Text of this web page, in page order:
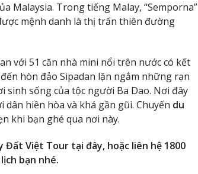
Malaysia. Trong tiếng Malay, “Semporna”
mệnh danh là thị trấn thiên đường
với 51 căn nhà mini nổi trên nước có kết
hòn đảo Sipadan lặn ngắm những rạn
sinh sống của tộc người Ba Dao. Nơi đây
hiền hòa và khá gần gũi. Chuyến du
khi bạn ghé qua nơi này.
Đất Việt Tour tại đây, hoặc liên hệ 1800
bạn nhé.